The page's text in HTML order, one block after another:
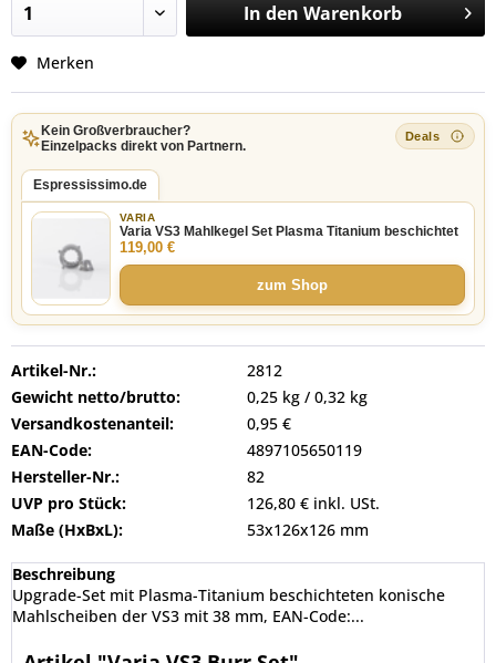
In den Warenkorb
Merken
Kein Großverbraucher?
Einzelpacks direkt von Partnern.
Espressissimo.de
VARIA
Varia VS3 Mahlkegel Set Plasma Titanium beschichtet
119,00 €
zum Shop
Artikel-Nr.:
2812
Gewicht netto/brutto:
0,25 kg / 0,32 kg
Versandkostenanteil:
0,95 €
EAN-Code:
4897105650119
Hersteller-Nr.:
82
UVP pro Stück:
126,80 € inkl. USt.
Maße (HxBxL):
53x126x126 mm
Beschreibung
Upgrade-Set mit Plasma-Titanium beschichteten konische
Mahlscheiben der VS3 mit 38 mm, EAN-Code:...